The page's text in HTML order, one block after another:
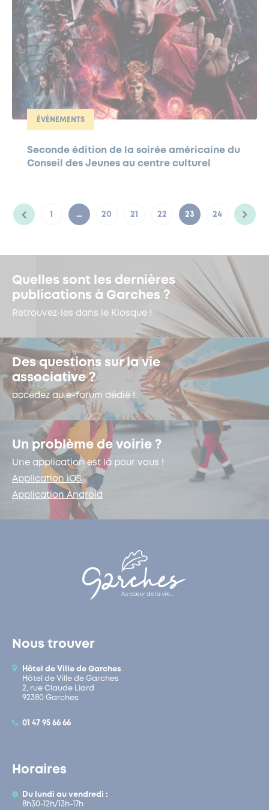
ÉVÈNEMENTS
Seconde édition de la soirée américaine du
Conseil des Jeunes au centre culturel
1 … 20 21 22 23 24
Quelles sont les dernières
publications à Garches ?
Retrouvez-les dans le Kiosque !
Des questions sur la vie
associative ?
accédez au e-forum dédié !
Un problème de voirie ?
Une application est là pour vous !
Application iOS
Application Android
Nous trouver
Hôtel de Ville de Garches
Hôtel de Ville de Garches
2, rue Claude Liard
92380 Garches
01 47 95 66 66
Horaires
Du lundi au vendredi :
8h30-12h/13h-17h